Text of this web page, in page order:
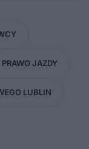
PRAWO JAZDY
LUBLIN